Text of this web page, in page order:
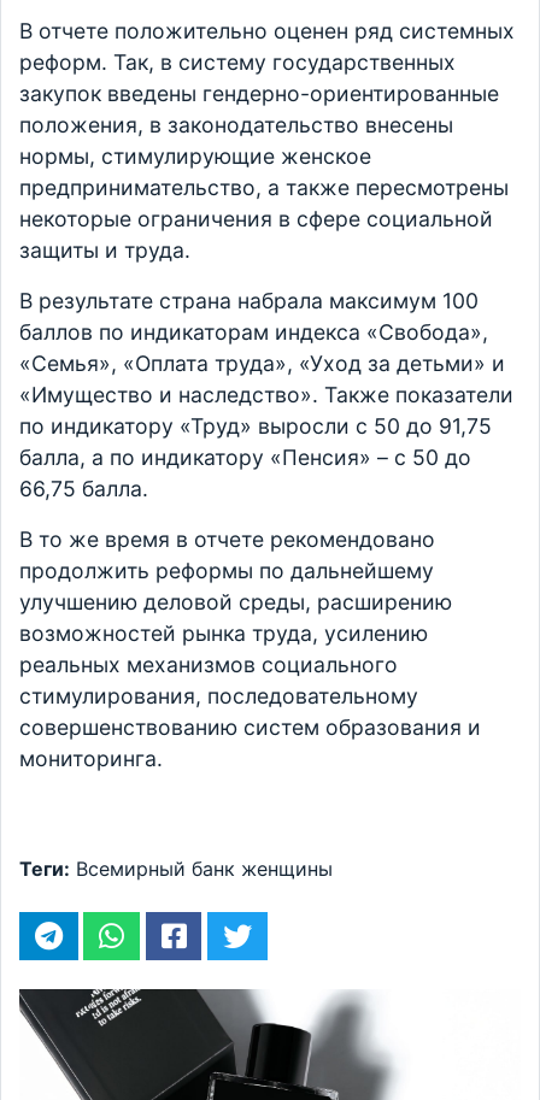
В отчете положительно оценен ряд системных
реформ. Так, в систему государственных
закупок введены гендерно-ориентированные
положения, в законодательство внесены
нормы, стимулирующие женское
предпринимательство, а также пересмотрены
некоторые ограничения в сфере социальной
защиты и труда.
В результате страна набрала максимум 100
баллов по индикаторам индекса «Свобода»,
«Семья», «Оплата труда», «Уход за детьми» и
«Имущество и наследство». Также показатели
по индикатору «Труд» выросли с 50 до 91,75
балла, а по индикатору «Пенсия» – с 50 до
66,75 балла.
В то же время в отчете рекомендовано
продолжить реформы по дальнейшему
улучшению деловой среды, расширению
возможностей рынка труда, усилению
реальных механизмов социального
стимулирования, последовательному
совершенствованию систем образования и
мониторинга.
Теги: Всемирный банк женщины